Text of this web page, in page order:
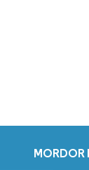
MORDOR